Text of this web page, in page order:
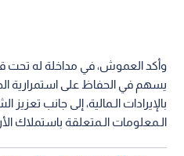
وأكد العموش، في مداخلة له تحت
يسهم في الحفاظ على استمرارية
بالإيرادات الـمالية، إلى جانب
الـمعلومات الـمتعلقة باستملاك